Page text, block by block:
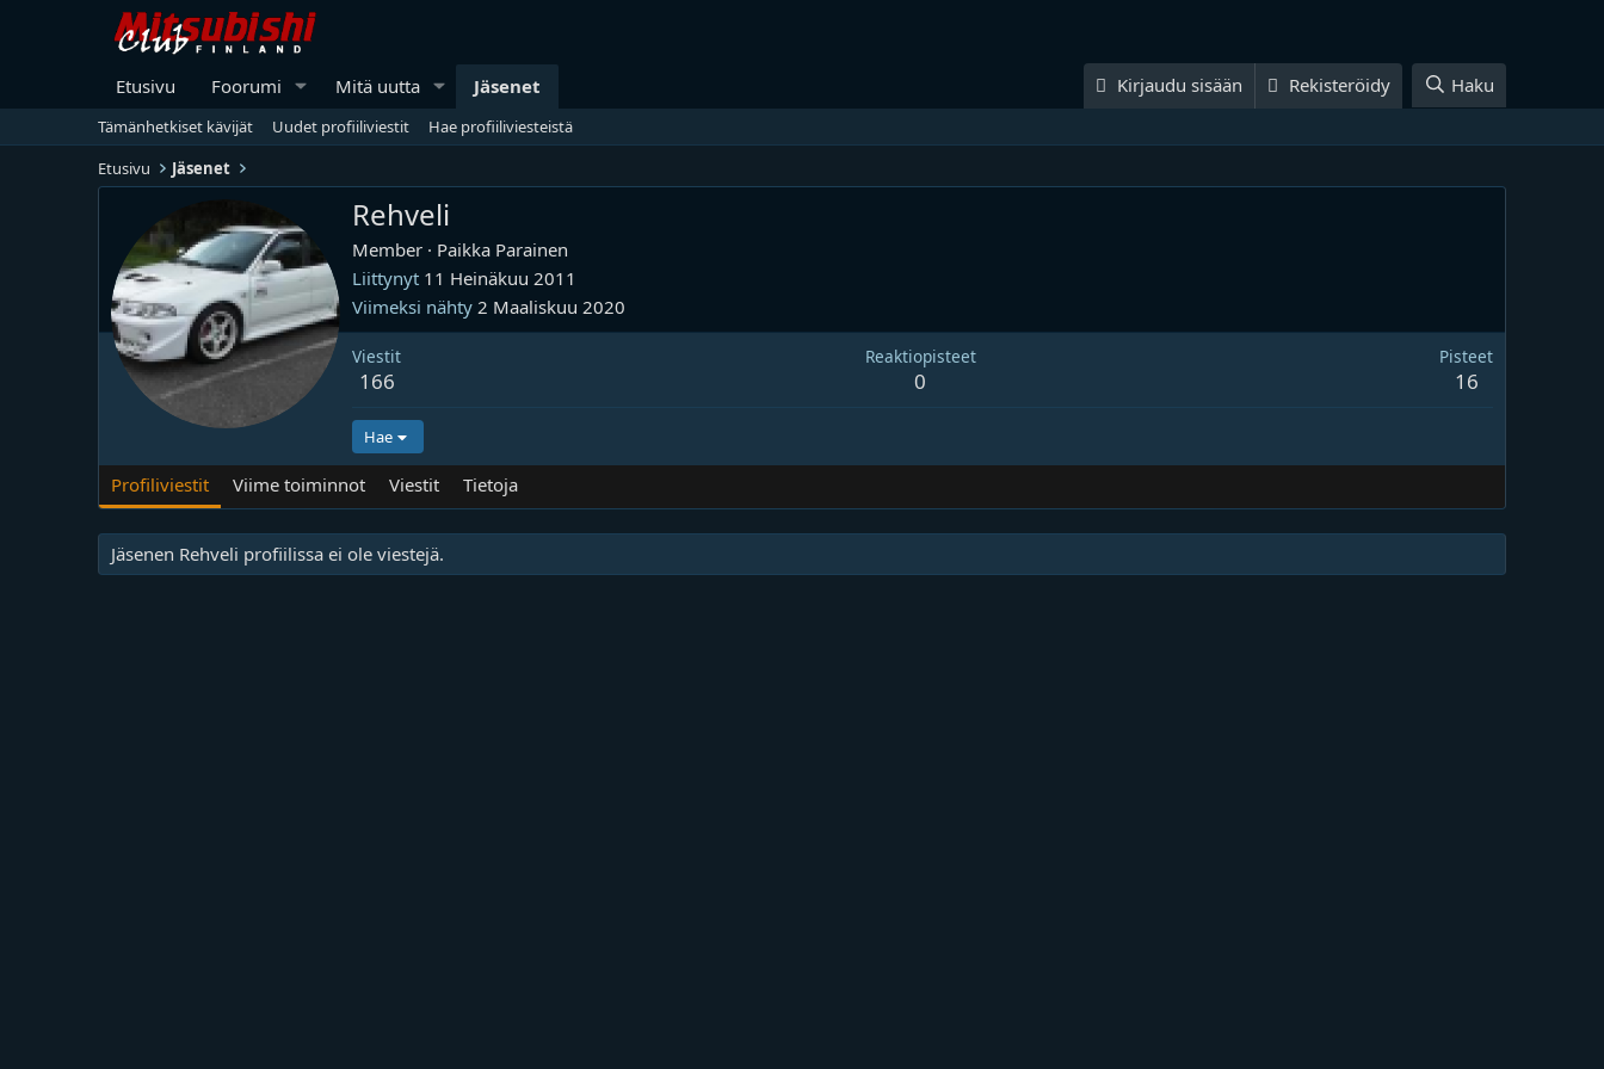
Etusivu Foorumi Mitä uutta Jäsenet Kirjaudu sisään Rekisteröidy Haku
Tämänhetkiset kävijät Uudet profiiliviestit
Hae profiiliviesteistä
Etusivu
Jäsenet
Rehveli
Member · Paikka Parainen
Liittynyt 11 Heinäkuu 2011
Viimeksi nähty 2 Maaliskuu 2020
Viestit
166
Reaktiopisteet
0
Pisteet
16
Hae
Profiliviestit Viime toiminnot Viestit Tietoja
Jäsenen Rehveli profiilissa ei ole viestejä.